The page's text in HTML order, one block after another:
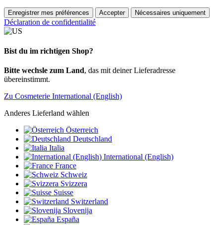
Enregistrer mes préférences Accepter Nécessaires uniquement
Déclaration de confidentialité
Bist du im richtigen Shop?
Bitte wechsle zum Land, das mit deiner Lieferadresse
übereinstimmt.
Zu Cosmeterie International (English)
Anderes Lieferland wählen
Österreich
Deutschland
Italia
International (English)
France
Schweiz
Svizzera
Suisse
Switzerland
Slovenija
España